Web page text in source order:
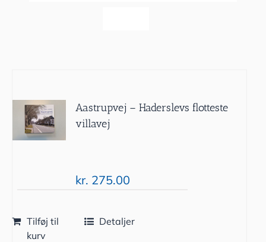
Aastrupvej – Haderslevs flotteste
villavej
kr. 275.00
Tilføj til
kurv
Detaljer